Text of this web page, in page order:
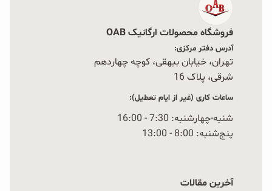
فروشگاه محصولات ارگانیک OAB
آدرس دفتر مرکزی:
تهران، خیابان بیهقی، کوچه چهاردهم
شرقی، پلاک 16‭
ساعات کاری (غیر از ایام تعطیل):
شنبه-چهارشنبه: 7:30 - 16:00
پنج‌شنبه: 8:00 - 13:00
آخرین مقالات